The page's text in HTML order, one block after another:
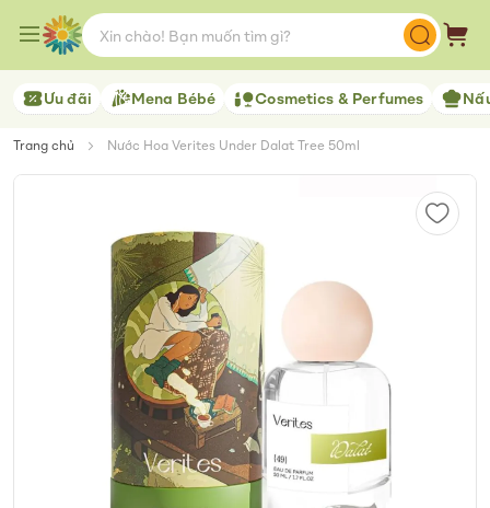
to
Content
Giỏ
Ưu đãi Mena Bébé Cosmetics & Perfumes
Trang chủ Nước Hoa Verites Under Dalat Tree 50ml
Skip